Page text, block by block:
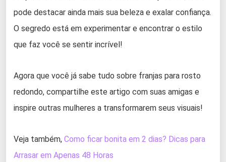
pode destacar ainda mais sua beleza e exalar confiança.
O segredo está em experimentar e encontrar o estilo
que faz você se sentir incrível!
Agora que você já sabe tudo sobre franjas para rosto
redondo, compartilhe este artigo com suas amigas e
inspire outras mulheres a transformarem seus visuais!
Veja também, Como ficar bonita em 2 dias? Dicas para
Arrasar em Apenas 48 Horas